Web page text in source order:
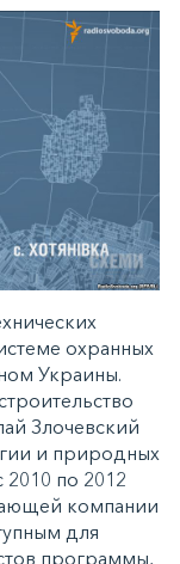
охранных
Украины.
Злочевский
и природных
2010 по 2012
компании
для
программы,